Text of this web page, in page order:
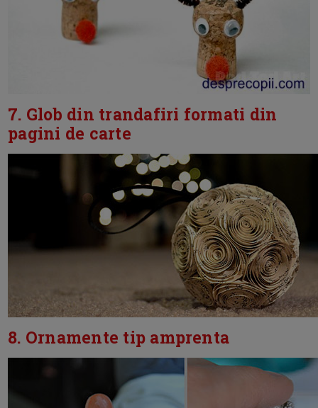
7. Glob din trandafiri formati din
pagini de carte
8. Ornamente tip amprenta